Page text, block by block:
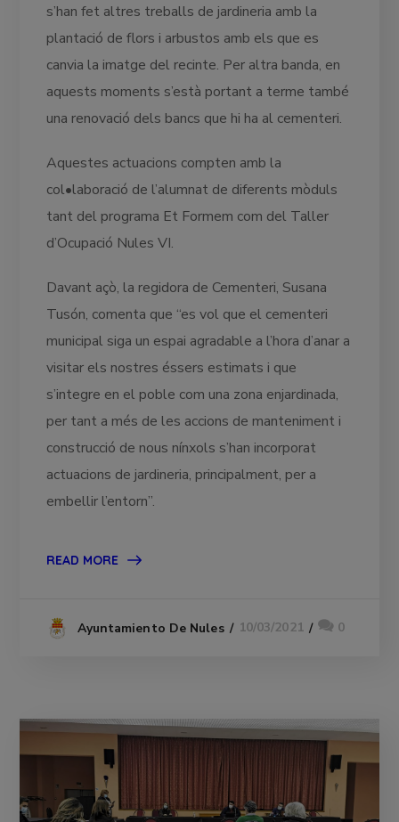
s’han fet altres treballs de jardineria amb la
plantació de flors i arbustos amb els que es
canvia la imatge del recinte. Per altra banda, en
aquests moments s’està portant a terme també
una renovació dels bancs que hi ha al cementeri.
Aquestes actuacions compten amb la
col•laboració de l’alumnat de diferents mòduls
tant del programa Et Formem com del Taller
d’Ocupació Nules VI.
Davant açò, la regidora de Cementeri, Susana
Tusón, comenta que “es vol que el cementeri
municipal siga un espai agradable a l’hora d’anar a
visitar els nostres éssers estimats i que
s’integre en el poble com una zona enjardinada,
per tant a més de les accions de manteniment i
construcció de nous nínxols s’han incorporat
actuacions de jardineria, principalment, per a
embellir l’entorn”.
READ MORE
Ayuntamiento De Nules 10/03/2021 0